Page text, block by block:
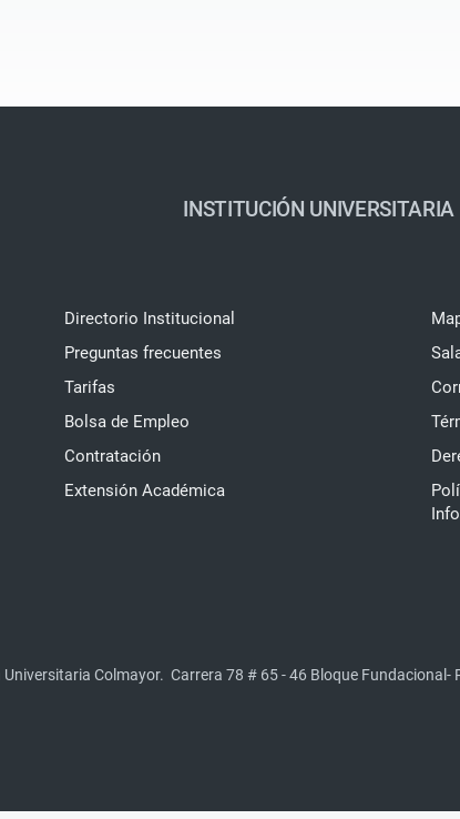
INSTITUCIÓN
Directorio Institucional
Preguntas frecuentes
Tarifas
Bolsa de Empleo
Contratación
Extensión Académica
Colmayor. Carrera 78 # 65 - 46 Bloque Fundacional-